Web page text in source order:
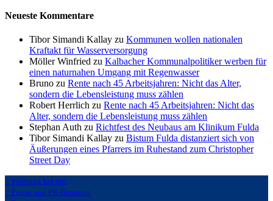
Neueste Kommentare
Tibor Simandi Kallay zu Kommunen wollen nationalen
Kraftakt für Wasserversorgung
Möller Winfried zu Kalbacher Kommunalpolitiker werben für
einen naturnahen Umgang mit Regenwasser
Bruno zu Rente nach 45 Arbeitsjahren: Nicht das Alter,
sondern die Lebensleistung muss zählen
Robert Herrlich zu Rente nach 45 Arbeitsjahren: Nicht das
Alter, sondern die Lebensleistung muss zählen
Stephan Auth zu Richtfest des Neubaus am Klinikum Fulda
Tibor Simandi Kallay zu Bistum Fulda distanziert sich von
Äußerungen eines Pfarrers im Ruhestand zum Christopher
Street Day
:: Werbung bei uns
:: Presse und PR-Beratung